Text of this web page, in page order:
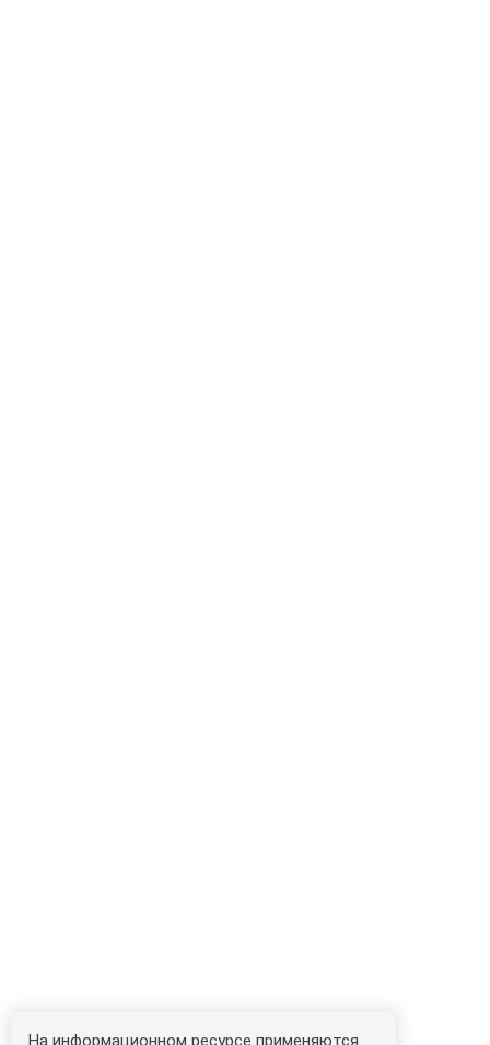
На информационном ресурсе применяются